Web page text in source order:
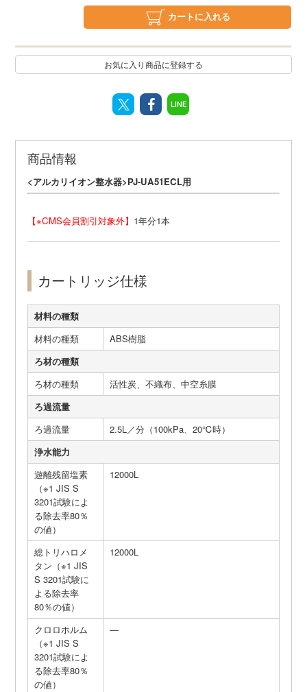
カートに入れる
お気に入り商品に登録する
LINE
商品情報
<アルカリイオン整水器>PJ-UA51ECL用
【※CMS会員割引対象外】 1年分1本
カートリッジ仕様
材料の種類
材料の種類
ABS樹脂
ろ材の種類
ろ材の種類
活性炭、不織布、中空糸膜
ろ過流量
ろ過流量
2.5L／分（100kPa、20℃時）
浄水能力
遊離残留塩素
（※1 JIS S
3201試験によ
る除去率80％
の値）
12000L
総トリハロメ
タン（※1 JIS
S 3201試験に
よる除去率
80％の値）
12000L
クロロホルム
（※1 JIS S
3201試験によ
る除去率80％
の値）
―